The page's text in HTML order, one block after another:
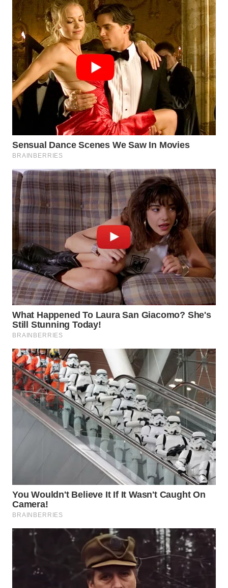
WN
TAPANULI
TENGAH
WN DELI
SERDANG
TEBING
WN
PAKPAK
WN
KARAWANG
WN
BEKASI
WN
BOGOR
WN
DEPOK
WN
UTARA
WN
SAMOSIR
WN
LAWAS
WN
CIANJUR
WN
KEPULAUAN
SERIBU